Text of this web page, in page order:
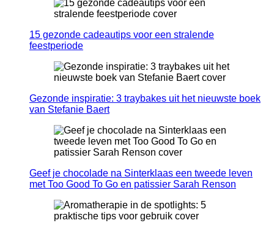
15 gezonde cadeautips voor een stralende
feestperiode
Gezonde inspiratie: 3 traybakes uit het nieuwste boek
van Stefanie Baert
Geef je chocolade na Sinterklaas een tweede leven
met Too Good To Go en patissier Sarah Renson